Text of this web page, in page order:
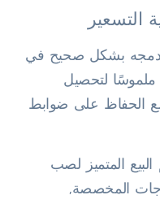
التسعير
دمجه بشكل صحيح في
ملموسًا لتحصيل
الحفاظ على ضوابط
البيع المتميز لصب
المخصصة,